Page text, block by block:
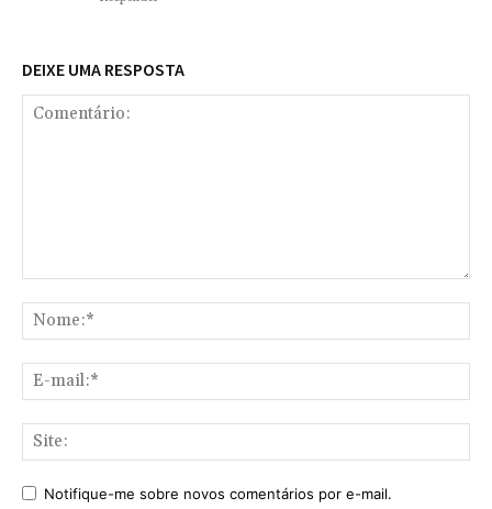
DEIXE UMA RESPOSTA
Notifique-me sobre novos comentários por e-mail.